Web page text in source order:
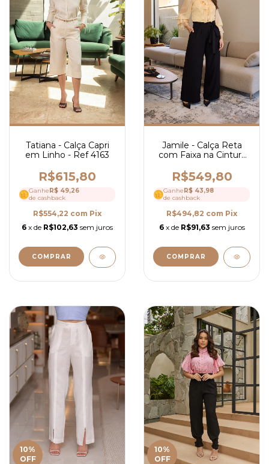
Tatiana - Calça Capri
em Linho - Ref 4163
R$615,80
GanheR$ 49,26
de cashback
R$554,22 com Pix
6 x de R$102,63 sem juros
COMPRAR
Jamile - Calça Reta
com Faixa na Cintura
4138
R$549,80
GanheR$ 43,98
de cashback
R$494,82 com Pix
6 x de R$91,63 sem juros
COMPRAR
10%
OFF
10%
OFF